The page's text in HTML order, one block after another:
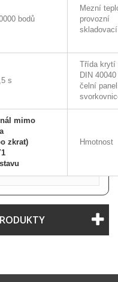
bodů
Mezní
provozní
skladovací
s
Třída krytí
DIN 40040
čelní panel
mimo
zkrat)
Hmotnost